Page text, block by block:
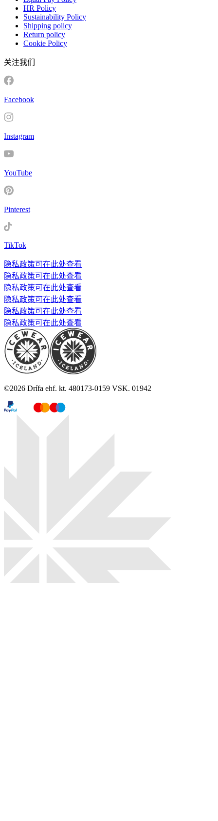
HR Policy
Sustainability Policy
Shipping policy
Return policy
Cookie Policy
关注我们
Facebook
Instagram
YouTube
Pinterest
TikTok
隐私政策可在此处查看
隐私政策可在此处查看
隐私政策可在此处查看
隐私政策可在此处查看
隐私政策可在此处查看
隐私政策可在此处查看
©2026 Drífa ehf. kt. 480173-0159 VSK. 01942